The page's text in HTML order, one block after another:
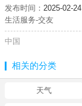
发布时间： 2025-02-24
生活服务-交友
中国
相关的分类
天气